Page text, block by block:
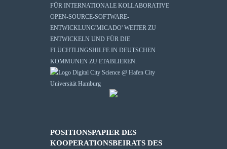
FÜR INTERNATIONALE KOLLABORATIVE
OPEN-SOURCE-SOFTWARE-
ENTWICKLUNG'MICADO' WEITER ZU
ENTWICKELN UND FÜR DIE
FLÜCHTLINGSHILFE IN DEUTSCHEN
KOMMUNEN ZU ETABLIEREN.
POSITIONSPAPIER DES
KOOPERATIONSBEIRATS DES